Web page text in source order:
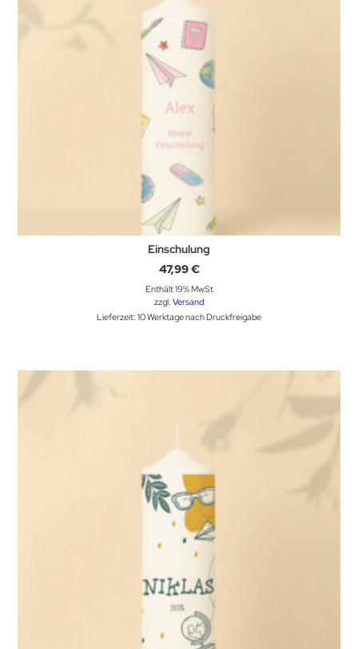
Einschulung
47,99€
Enthält 19% MwSt
zzgl. Versand
Lieferzeit: 10 Werktage nach Druckfreigabe